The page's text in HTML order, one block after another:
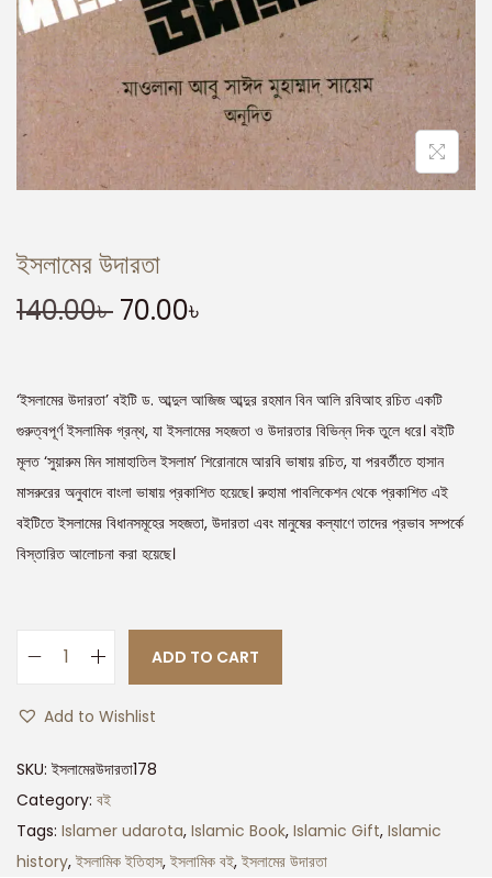
ইসলামের উদারতা
140.00৳ 70.00৳
‘ইসলামের উদারতা’ বইটি ড. আব্দুল আজিজ আব্দুর রহমান বিন আলি রবিআহ রচিত একটি
গুরুত্বপূর্ণ ইসলামিক গ্রন্থ, যা ইসলামের সহজতা ও উদারতার বিভিন্ন দিক তুলে ধরে। বইটি
মূলত ‘সুয়ারুম মিন সামাহাতিল ইসলাম’ শিরোনামে আরবি ভাষায় রচিত, যা পরবর্তীতে হাসান
মাসরুরের অনুবাদে বাংলা ভাষায় প্রকাশিত হয়েছে। রুহামা পাবলিকেশন থেকে প্রকাশিত এই
বইটিতে ইসলামের বিধানসমূহের সহজতা, উদারতা এবং মানুষের কল্যাণে তাদের প্রভাব সম্পর্কে
বিস্তারিত আলোচনা করা হয়েছে।
ADD TO CART
Add to Wishlist
SKU:ইসলামেরউদারতা178
Category: বই
Tags: Islamer udarota, Islamic Book, Islamic Gift, Islamic
history, ইসলামিক ইতিহাস, ইসলামিক বই, ইসলামের উদারতা